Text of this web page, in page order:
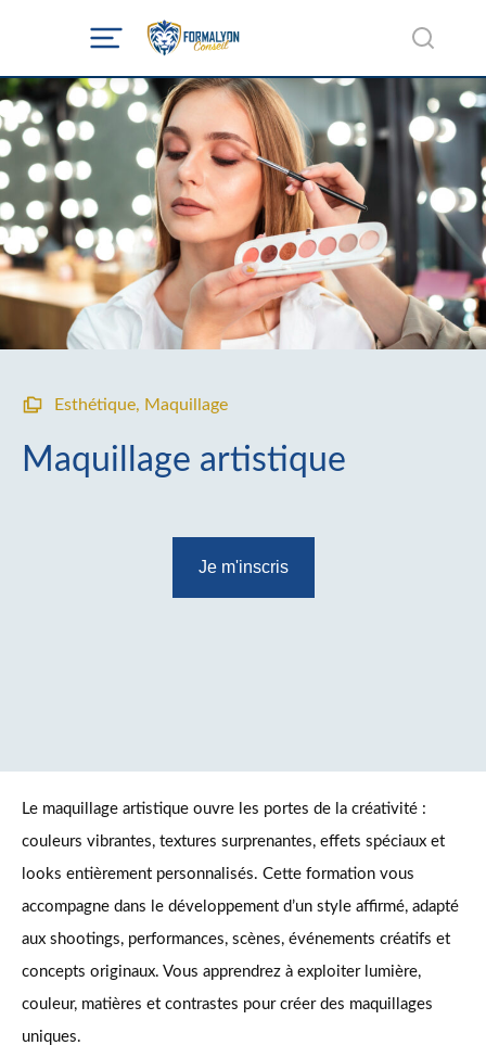
Esthétique, Maquillage
Maquillage artistique
Je m'inscris
Le maquillage artistique ouvre les portes de la créativité :
couleurs vibrantes, textures surprenantes, effets spéciaux et
looks entièrement personnalisés. Cette formation vous
accompagne dans le développement d’un style affirmé, adapté
aux shootings, performances, scènes, événements créatifs et
concepts originaux. Vous apprendrez à exploiter lumière,
couleur, matières et contrastes pour créer des maquillages
uniques.